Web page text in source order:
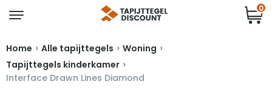
0
Home › Alle tapijttegels › Woning ›
Tapijttegels kinderkamer ›
Interface Drawn Lines Diamond